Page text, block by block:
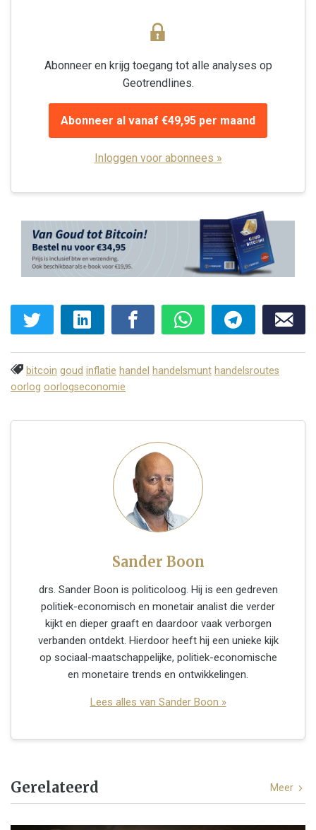
Abonneer en krijg toegang tot alle analyses op
Geotrendlines.
Abonneer al vanaf €49,95 per maand
Inloggen voor abonnees »
bitcoin goud inflatie handel handelsmunt handelsroutes
oorlog oorlogseconomie
Sander Boon
drs. Sander Boon is politicoloog. Hij is een gedreven
politiek-economisch en monetair analist die verder
kijkt en dieper graaft en daardoor vaak verborgen
verbanden ontdekt. Hierdoor heeft hij een unieke kijk
op sociaal-maatschappelijke, politiek-economische
en monetaire trends en ontwikkelingen.
Lees alles van Sander Boon »
Gerelateerd Meer